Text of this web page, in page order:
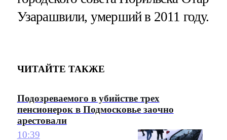
Узарашвили, умерший в 2011 году.
ЧИТАЙТЕ ТАКЖЕ
Подозреваемого в убийстве трех
пенсионерок в Подмосковье заочно
арестовали
10:39